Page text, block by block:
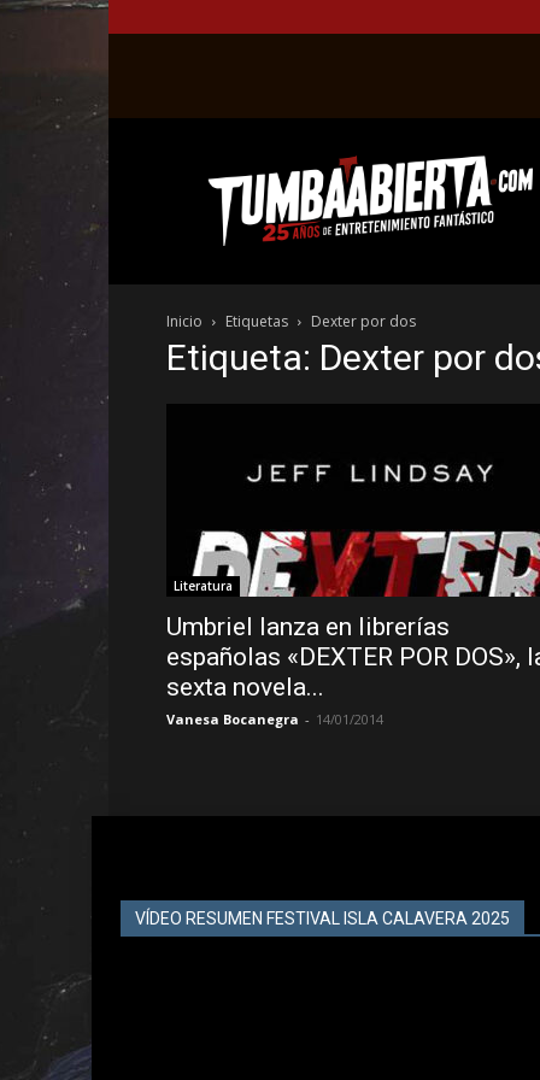
web
del
entretenimiento
el
género
fantástico.
Inicio Etiquetas Dexter por dos
Etiqueta: Dexter por
Literatura
Umbriel lanza en librerías
españolas «DEXTER POR DOS»,
sexta novela...
Vanesa Bocanegra - 14/01/2014
VÍDEO RESUMEN FESTIVAL ISLA CALAVERA 2025